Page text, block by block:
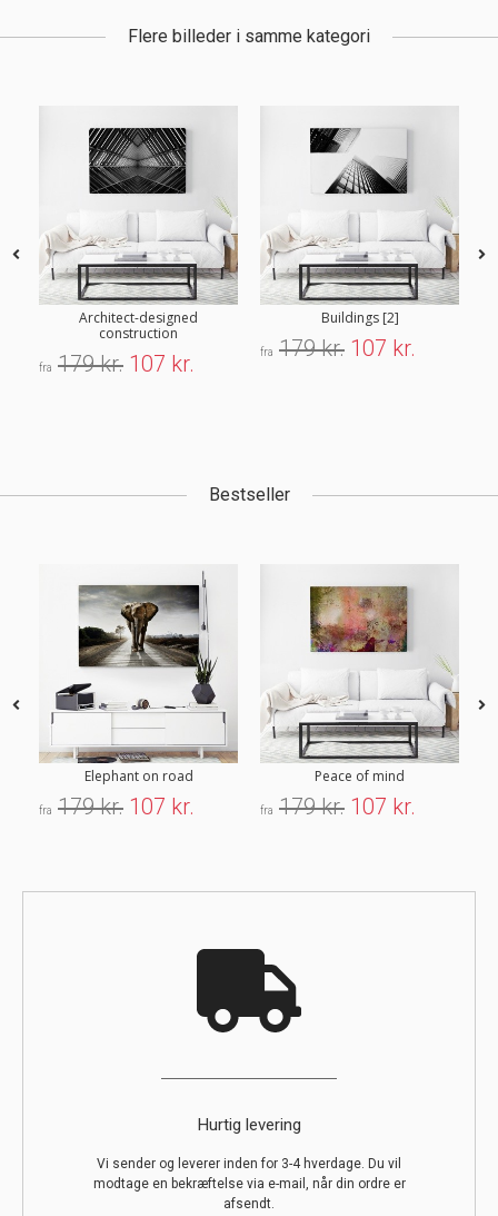
Flere billeder i samme kategori
Architect-designed
construction
fra 179 kr. 107 kr.
Buildings [2]
fra 179 kr. 107 kr.
Bestseller
Elephant on road
fra 179 kr. 107 kr.
Peace of mind
fra 179 kr. 107 kr.
Hurtig levering
Vi sender og leverer inden for 3-4 hverdage. Du vil
modtage en bekræftelse via e-mail, når din ordre er
afsendt.